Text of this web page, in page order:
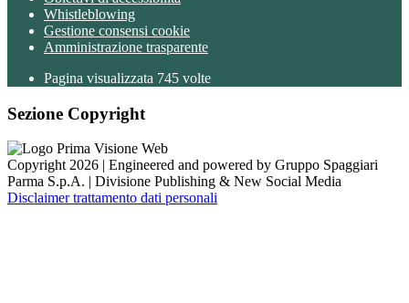
Whistleblowing
Gestione consensi cookie
Amministrazione trasparente
Pagina visualizzata 745 volte
Sezione Copyright
Copyright 2026 | Engineered and powered by Gruppo Spaggiari
Parma S.p.A. | Divisione Publishing & New Social Media
Disclaimer trattamento dati personali